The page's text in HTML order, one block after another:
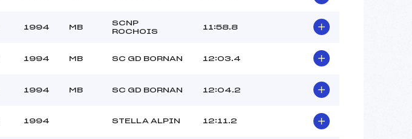
1994 MB
SCNP
ROCHOIS
11:58.8
1994 MB SC GD BORNAN 12:03.4
1994 MB SC GD BORNAN 12:04.2
1994 STELLA ALPIN 12:11.2